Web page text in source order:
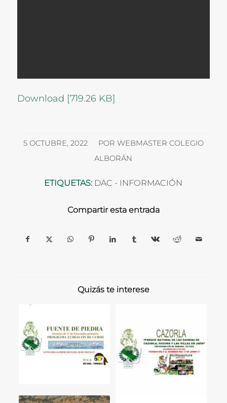
Download [719.26 KB]
5 OCTUBRE, 2022
/ POR WEBMASTER COLEGIO
ALBORÁN
ETIQUETAS: DAC - INFORMACIÓN
Compartir esta entrada
Quizás te interese